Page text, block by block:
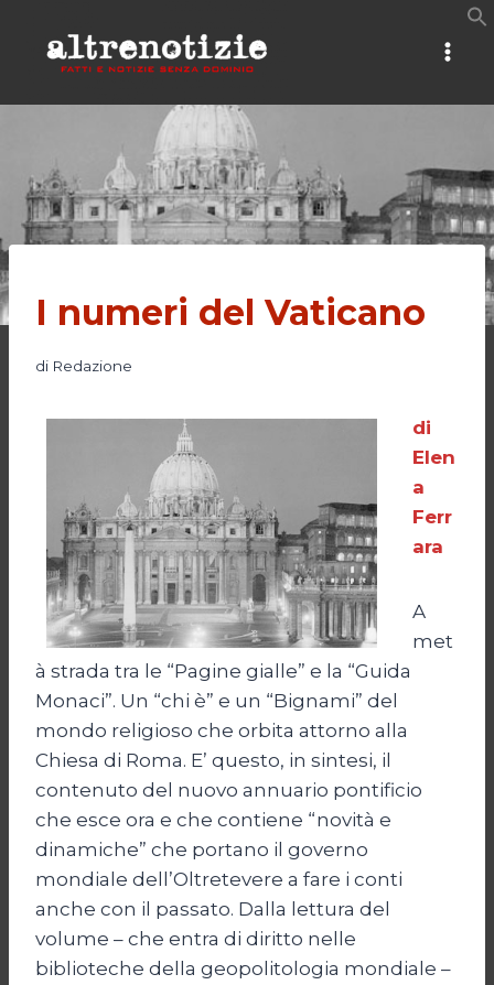
contenuto
I numeri del Vaticano
di Redazione
di
Elen
a
Ferr
ara
A
met
à strada tra le “Pagine gialle” e la “Guida
Monaci”. Un “chi è” e un “Bignami” del
mondo religioso che orbita attorno alla
Chiesa di Roma. E’ questo, in sintesi, il
contenuto del nuovo annuario pontificio
che esce ora e che contiene “novità e
dinamiche” che portano il governo
mondiale dell’Oltretevere a fare i conti
anche con il passato. Dalla lettura del
volume – che entra di diritto nelle
biblioteche della geopolitologia mondiale –